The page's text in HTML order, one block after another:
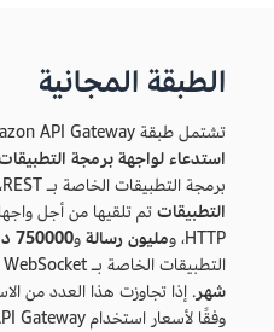
الطبقة المجانية
تشتمل طبقة Amazon API Gateway المجانية على
استدعاء لواجهة برمجة
برمجة التطبيقات الخاصة بـ REST،
التطبيقاتتم تلقيها من أجل
HTTP، و
مليون رسالةو750000 دقيقة اتصال
التطبيقات الخاصة بـ WebSocket في الشهر لمدة
شهر. إذا تجاوزت هذا العدد من
وفقًا لأسعار استخدام API Gateway.